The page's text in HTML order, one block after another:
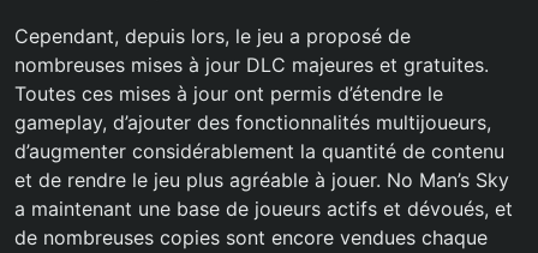
Cependant, depuis lors, le jeu a proposé de
nombreuses mises à jour DLC majeures et gratuites.
Toutes ces mises à jour ont permis d’étendre le
gameplay, d’ajouter des fonctionnalités multijoueurs,
d’augmenter considérablement la quantité de contenu
et de rendre le jeu plus agréable à jouer. No Man’s Sky
a maintenant une base de joueurs actifs et dévoués, et
de nombreuses copies sont encore vendues chaque